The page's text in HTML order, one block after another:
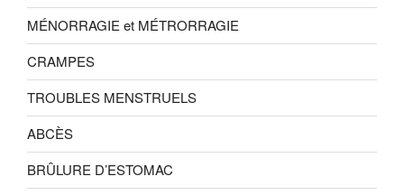
MÉNORRAGIE et MÉTRORRAGIE
CRAMPES
TROUBLES MENSTRUELS
ABCÈS
BRÛLURE D’ESTOMAC